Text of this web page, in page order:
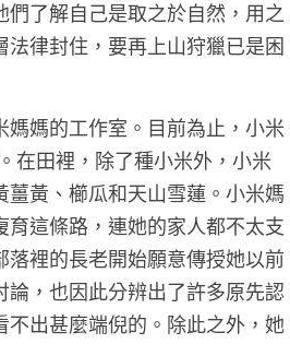
了解自己是取之於自然，用之
律封住，要再上山狩獵已是困
媽的工作室。目前為止，小米
在田裡，除了種小米外，小米
黃、櫛瓜和天山雪蓮。小米媽
這條路，連她的家人都不太支
裡的長老開始願意傳授她以前
，也因此分辨出了許多原先認
出甚麼端倪的。除此之外，她